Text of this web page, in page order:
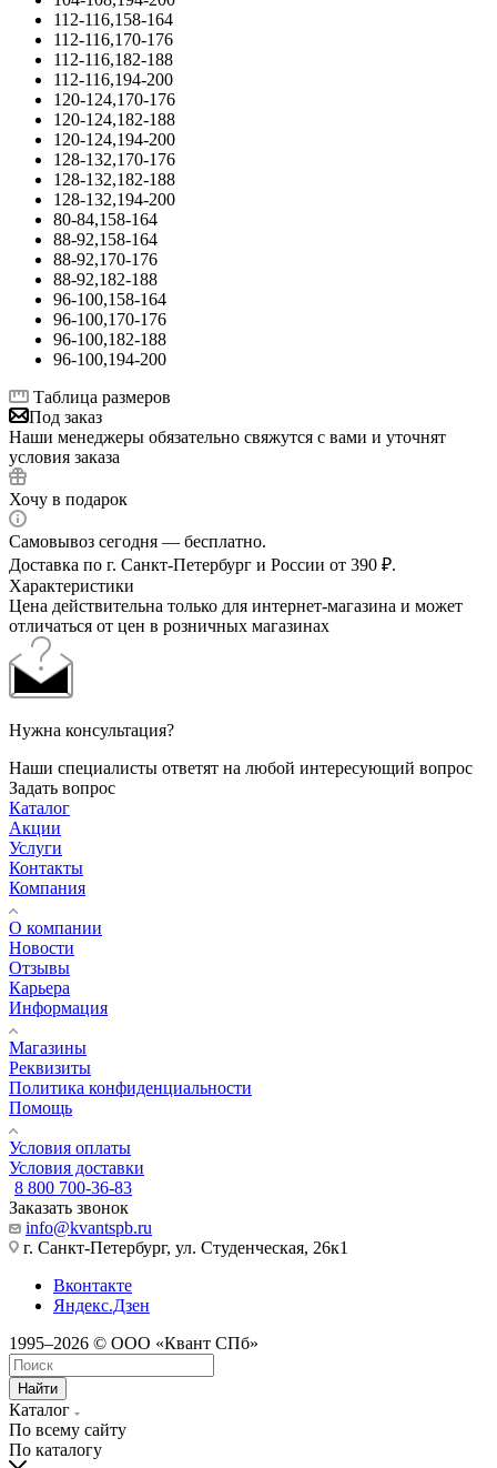
112-116,158-164
112-116,170-176
112-116,182-188
112-116,194-200
120-124,170-176
120-124,182-188
120-124,194-200
128-132,170-176
128-132,182-188
128-132,194-200
80-84,158-164
88-92,158-164
88-92,170-176
88-92,182-188
96-100,158-164
96-100,170-176
96-100,182-188
96-100,194-200
Таблица размеров
Под заказ
Наши менеджеры обязательно свяжутся с вами и уточнят
условия заказа
Хочу в подарок
Самовывоз сегодня — бесплатно.
Доставка по г. Санкт-Петербург и России от 390 ₽.
Характеристики
Цена действительна только для интернет-магазина и может
отличаться от цен в розничных магазинах
Нужна консультация?
Наши специалисты ответят на любой интересующий вопрос
Задать вопрос
Каталог
Акции
Услуги
Контакты
Компания
О компании
Новости
Отзывы
Карьера
Информация
Магазины
Реквизиты
Политика конфиденциальности
Помощь
Условия оплаты
Условия доставки
8 800 700-36-83
Заказать звонок
info@kvantspb.ru
г. Санкт-Петербург, ул. Студенческая, 26к1
Вконтакте
Яндекс.Дзен
1995–2026 © ООО «Квант СПб»
Найти
Каталог
По всему сайту
По каталогу